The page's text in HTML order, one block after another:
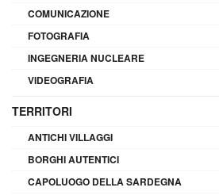
COMUNICAZIONE
FOTOGRAFIA
INGEGNERIA NUCLEARE
VIDEOGRAFIA
TERRITORI
ANTICHI VILLAGGI
BORGHI AUTENTICI
CAPOLUOGO DELLA SARDEGNA